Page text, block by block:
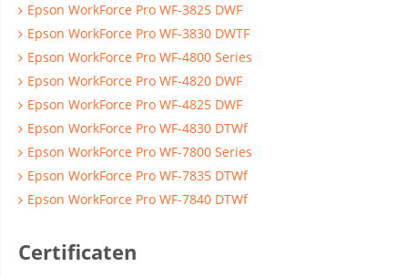
Epson WorkForce Pro WF-3825 DWF
Epson WorkForce Pro WF-3830 DWTF
Epson WorkForce Pro WF-4800 Series
Epson WorkForce Pro WF-4820 DWF
Epson WorkForce Pro WF-4825 DWF
Epson WorkForce Pro WF-4830 DTWf
Epson WorkForce Pro WF-7800 Series
Epson WorkForce Pro WF-7835 DTWf
Epson WorkForce Pro WF-7840 DTWf
Certificaten